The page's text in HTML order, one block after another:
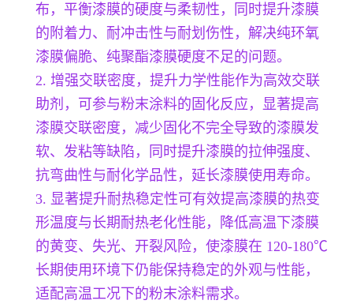
布，平衡漆膜的硬度与柔韧性，同时提升漆膜
的附着力、耐冲击性与耐划伤性，解决纯环氧
漆膜偏脆、纯聚酯漆膜硬度不足的问题。
2. 增强交联密度，提升力学性能作为高效交联
助剂，可参与粉末涂料的固化反应，显著提高
漆膜交联密度，减少固化不完全导致的漆膜发
软、发粘等缺陷，同时提升漆膜的拉伸强度、
抗弯曲性与耐化学品性，延长漆膜使用寿命。
3. 显著提升耐热稳定性可有效提高漆膜的热变
形温度与长期耐热老化性能，降低高温下漆膜
的黄变、失光、开裂风险，使漆膜在 120-180℃
长期使用环境下仍能保持稳定的外观与性能，
适配高温工况下的粉末涂料需求。